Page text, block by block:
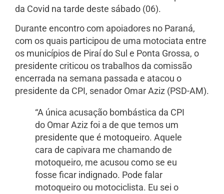
da Covid na tarde deste sábado (06).
Durante encontro com apoiadores no Paraná,
com os quais participou de uma motociata entre
os municípios de Piraí do Sul e Ponta Grossa, o
presidente criticou os trabalhos da comissão
encerrada na semana passada e atacou o
presidente da CPI, senador Omar Aziz (PSD-AM).
“A única acusação bombástica da CPI
do Omar Aziz foi a de que temos um
presidente que é motoqueiro. Aquele
cara de capivara me chamando de
motoqueiro, me acusou como se eu
fosse ficar indignado. Pode falar
motoqueiro ou motociclista. Eu sei o